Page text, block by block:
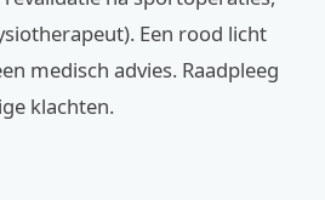
Een rood licht
medisch advies. Raadpleeg
klachten.